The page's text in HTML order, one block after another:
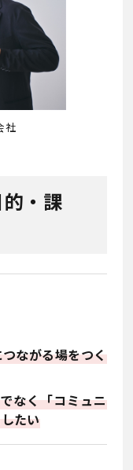
社
・課
ながる場をつく
なく「コミュニ
たい